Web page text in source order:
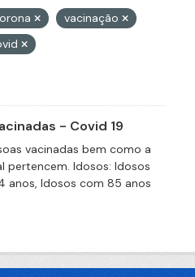
vacinação
- Covid 19
vacinadas bem como a
pertencem. Idosos: Idosos
anos, Idosos com 85 anos